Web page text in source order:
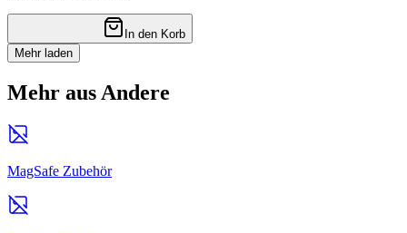
In den Korb
Mehr laden
Mehr aus Andere
MagSafe Zubehör